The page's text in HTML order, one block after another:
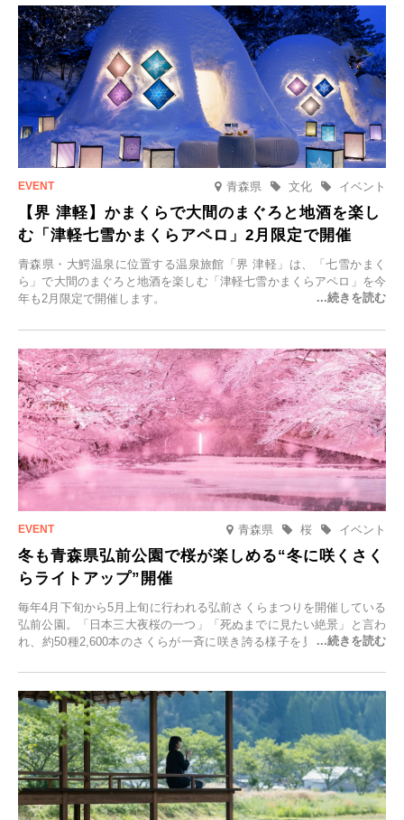
けます。
青森県 イベント
文化
【界 津軽】かまくらで大間のまぐろと地酒を楽し
む「津軽七雪かまくらアペロ」2月限定で開催
青森県・大鰐温泉に位置する温泉旅館「界 津軽」は、「七雪かまく
ら」で大間のまぐろと地酒を楽しむ「津軽七雪かまくらアペロ」を今
年も2月限定で開催します。
青森県 イベント
桜
冬も青森県弘前公園で桜が楽しめる“冬に咲くさく
らライトアップ”開催
毎年4月下旬から5月上旬に行われる弘前さくらまつりを開催している
弘前公園。「日本三大夜桜の一つ」「死ぬまでに見たい絶景」と言わ
れ、約50種2,600本のさくらが一斉に咲き誇る様子を見に、世界中か
日(月)～2026年2月28日(土)の期間、「冬に咲くさくらライトアップ」
を開催します。